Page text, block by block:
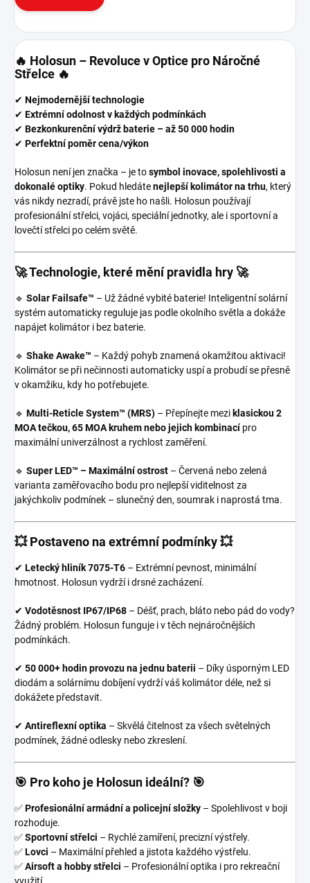
🔥 Holosun – Revoluce v Optice pro Náročné
Střelce 🔥
✔ Nejmodernější technologie
✔ Extrémní odolnost v každých podmínkách
✔ Bezkonkurenční výdrž baterie – až 50 000 hodin
✔ Perfektní poměr cena/výkon
Holosun není jen značka – je tosymbol inovace, spolehlivosti a
dokonalé optiky. Pokud hledátenejlepší kolimátor na trhu, který
vás nikdy nezradí, právě jste ho našli. Holosun používají
profesionální střelci, vojáci, speciální jednotky, ale i sportovní a
lovečtí střelci po celém světě.
🚀 Technologie, které mění pravidla hry 🚀
🔹 Solar Failsafe™ – Už žádné vybité baterie! Inteligentní solární
systém automaticky reguluje jas podle okolního světla a dokáže
napájet kolimátor i bez baterie.
🔹 Shake Awake™ – Každý pohyb znamená okamžitou aktivaci!
Kolimátor se při nečinnosti automaticky uspí a probudí se přesně
v okamžiku, kdy ho potřebujete.
🔹 Multi-Reticle System™ (MRS) – Přepínejte mezi klasickou 2
MOA tečkou, 65 MOA kruhem nebo jejich kombinacípro
maximální univerzálnost a rychlost zaměření.
🔹 Super LED™ – Maximální ostrost – Červená nebo zelená
varianta zaměřovacího bodu pro nejlepší viditelnost za
jakýchkoliv podmínek – slunečný den, soumrak i naprostá tma.
💥 Postaveno na extrémní podmínky 💥
✔ Letecký hliník 7075-T6 – Extrémní pevnost, minimální
hmotnost. Holosun vydrží i drsné zacházení.
✔ Vodotěsnost IP67/IP68 – Déšť, prach, bláto nebo pád do vody?
Žádný problém. Holosun funguje i v těch nejnáročnějších
podmínkách.
✔ 50 000+ hodin provozu na jednu baterii – Díky úsporným LED
diodám a solárnímu dobíjení vydrží váš kolimátor déle, než si
dokážete představit.
✔ Antireflexní optika – Skvělá čitelnost za všech světelných
podmínek, žádné odlesky nebo zkreslení.
🎯 Pro koho je Holosun ideální? 🎯
✅Profesionální armádní a policejní složky – Spolehlivost v boji
rozhoduje.
✅Sportovní střelci – Rychlé zamíření, precizní výstřely.
✅Lovci – Maximální přehled a jistota každého výstřelu.
✅Airsoft a hobby střelci – Profesionální optika i pro rekreační